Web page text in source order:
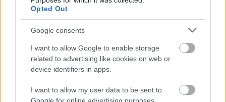
Opted Out
Google consents
I want to allow Google to enable storage
related to advertising like cookies on web or
device identifiers in apps.
I want to allow my user data to be sent to
Ötödször: az afganisztáni bányák is főleg amerikai
érdekeltségek hasznára termelnek.
Ehhez képest
persze semmiségnek gondolhatják a Wall Street urai
például az afganisztáni kórház véletlen amerikai
bombázását, s az ott meghalt orvosok és afgánok
áldozatát. Ezek az esetek azonban – ha nagy ritkán
bekerülnek a hírekbe, főleg akkor, ha a „baráti tűznek”
fehér ember is áldozatául esik – egy nap múltán